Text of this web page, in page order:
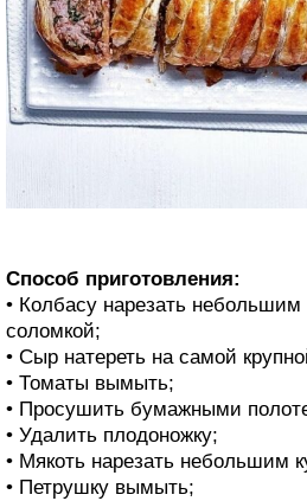
Способ приготовления:
• Колбасу нарезать
соломкой;
• Сыр натереть на самой
• Томаты вымыть;
• Просушить бумажными
• Удалить плодоножку;
• Мякоть нарезать небольшим
• Петрушку вымыть;